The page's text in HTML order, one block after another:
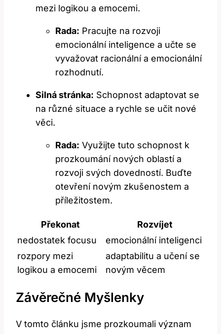
mezi logikou a emocemi.
Rada: Pracujte na rozvoji
emocionální inteligence a učte se
vyvažovat racionální a emocionální
rozhodnutí.
Silná stránka: Schopnost adaptovat se
na různé situace a rychle se učit nové
věci.
Rada: Využijte tuto schopnost k
prozkoumání nových oblastí a
rozvoji svých dovedností. Buďte
otevření novým zkušenostem a
příležitostem.
Překonat
Rozvíjet
nedostatek focusu
emocionální inteligenci
rozpory mezi
logikou a emocemi
adaptabilitu a učení se
novým věcem
Závěrečné Myšlenky
V tomto článku jsme prozkoumali význam